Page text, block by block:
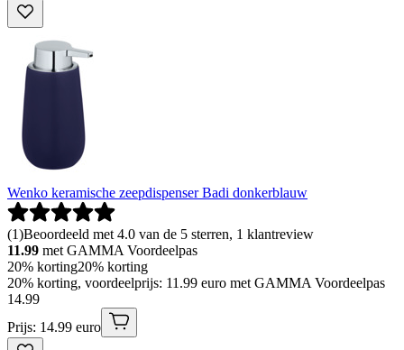
Wenko keramische zeepdispenser Badi donkerblauw
(1)Beoordeeld met 4.0 van de 5 sterren, 1 klantreview
11.99 met GAMMA Voordeelpas
20% korting20% korting
20% korting, voordeelprijs: 11.99 euro met GAMMA Voordeelpas
14.99
Prijs: 14.99 euro